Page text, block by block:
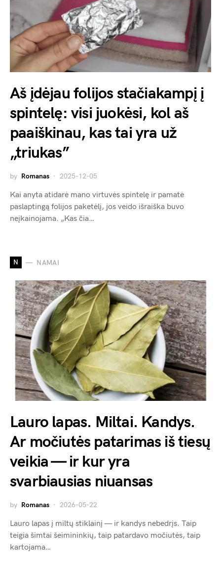
Aš įdėjau folijos stačiakampį į
spintelę: visi juokėsi, kol aš
paaiškinau, kas tai yra už
„triukas”
by Romanas 2025-12-05
Kai anyta atidarė mano virtuvės spintelę ir pamatė
paslaptingą folijos paketėlį, jos veido išraiška buvo
neįkainojama. „Kas čia…
N NAMAI
Lauro lapas. Miltai. Kandys.
Ar močiutės patarimas iš tiesų
veikia — ir kur yra
svarbiausias niuansas
by Romanas 2026-05-22
Lauro lapas į miltų stiklainį — ir kandys nebedrįs. Taip
teigia šimtai šeimininkių, taip patardavo močiutės, taip
kartojama…